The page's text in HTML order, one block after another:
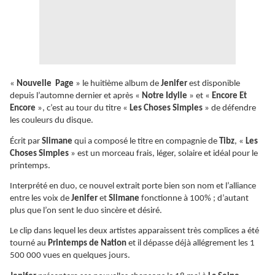
« Nouvelle Page » le huitième album de Jenifer est disponible
depuis l’automne dernier et après « Notre Idylle » et « Encore Et
Encore », c’est au tour du titre « Les Choses Simples » de défendre
les couleurs du disque.
Écrit par Slimane qui a composé le titre en compagnie de Tibz, « Les
Choses Simples » est un morceau frais, léger, solaire et idéal pour le
printemps.
Interprété en duo, ce nouvel extrait porte bien son nom et l’alliance
entre les voix de Jenifer et Slimane fonctionne à 100% ; d’autant
plus que l’on sent le duo sincère et désiré.
Le clip dans lequel les deux artistes apparaissent très complices a été
tourné au Printemps de Nation et il dépasse déjà allégrement les 1
500 000 vues en quelques jours.